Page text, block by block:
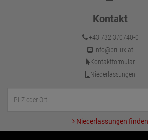
Kontakt
+43 732 370740-0
info@brillux.at
Kontaktformular
Niederlassungen
Niederlassungen finden